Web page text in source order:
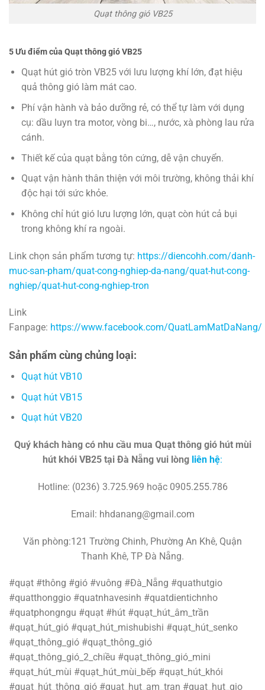
Quạt thông gió VB25
5 Ưu điểm của Quạt thông gió VB25
Quạt hút gió tròn VB25 với lưu lượng khí lớn, đạt hiệu
quả thông gió làm mát cao.
Phí vận hành và bảo dưỡng rẻ, có thể tự làm với dụng
cụ: dầu luyn tra motor, vòng bi…, nước, xà phòng lau rửa
cánh.
Thiết kế của quạt bằng tôn cứng, dễ vận chuyển.
Quạt vận hành thân thiện với môi trường, không thải khí
độc hại tới sức khỏe.
Không chỉ hút gió lưu lượng lớn, quạt còn hút cả bụi
trong không khí ra ngoài.
Link chọn sản phẩm tương tự: https://diencohh.com/danh-
muc-san-pham/quat-cong-nghiep-da-nang/quat-hut-cong-
nghiep/quat-hut-cong-nghiep-tron
Link
Fanpage: https://www.facebook.com/QuatLamMatDaNang/
Sản phẩm cùng chủng loại:
Quạt hút VB10
Quạt hút VB15
Quạt hút VB20
Quý khách hàng có nhu cầu mua Quạt thông gió hút mùi
hút khói VB25 tại Đà Nẵng vui lòng liên hệ:
Hotline: (0236) 3.725.969 hoặc 0905.255.786
Email: hhdanang@gmail.com
Văn phòng:121 Trường Chinh, Phường An Khê, Quận
Thanh Khê, TP Đà Nẵng.
#quạt #thông #gió #vuông #Đà_Nẵng #quathutgio
#quatthonggio #quatnhavesinh #quatdientichnho
#quatphongngu #quạt #hút #quạt_hút_âm_trần
#quạt_hút_gió #quạt_hút_mishubishi #quạt_hút_senko
#quạt_thông_gió #quạt_thông_gió
#quạt_thông_gió_2_chiều #quạt_thông_gió_mini
#quạt_hút_mùi #quạt_hút_mùi_bếp #quạt_hút_khói
#quạt_hút_thông_gió #quat_hut_am_tran #quat_hut_gio